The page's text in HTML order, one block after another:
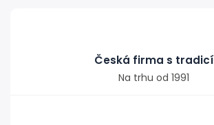
Česká firma s tradicí
Na trhu od 1991